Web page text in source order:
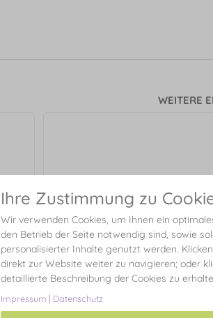
WEITERE
Ihre Zustimmung zu
Wir verwenden Cookies, um Ihnen ein
den Betrieb der Seite notwendig sind, sowie
personalisierter Inhalte genutzt werden.
direkt zur Website weiter zu navigieren; oder
detaillierte Beschreibung der Cookies zu
Impressum | Datenschutz